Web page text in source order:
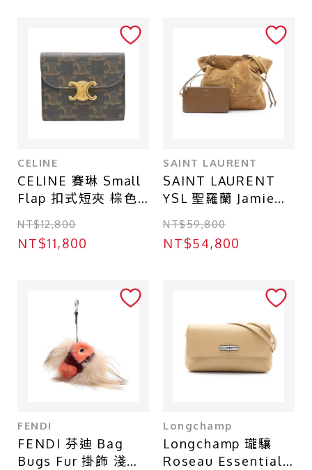
全新
近全新
八成新
六成新
店鋪區域
台北 - 台北本店-別館
台北 - 中山店
台中 - 廣三SOGO店
台北 - 南港CITY LINK店
CELINE
CELINE 賽琳 Small
Flap 扣式短夾 棕色
10D782CQH
NT$12,800
NT$11,800
SAINT LAURENT
SAINT LAURENT
YSL 聖羅蘭 Jamie
NT$59,800
NT$54,800
FENDI
FENDI 芬迪 Bag
Bugs Fur 掛飾 淺棕/
Longchamp
Longchamp 瓏驤
Roseau Essential